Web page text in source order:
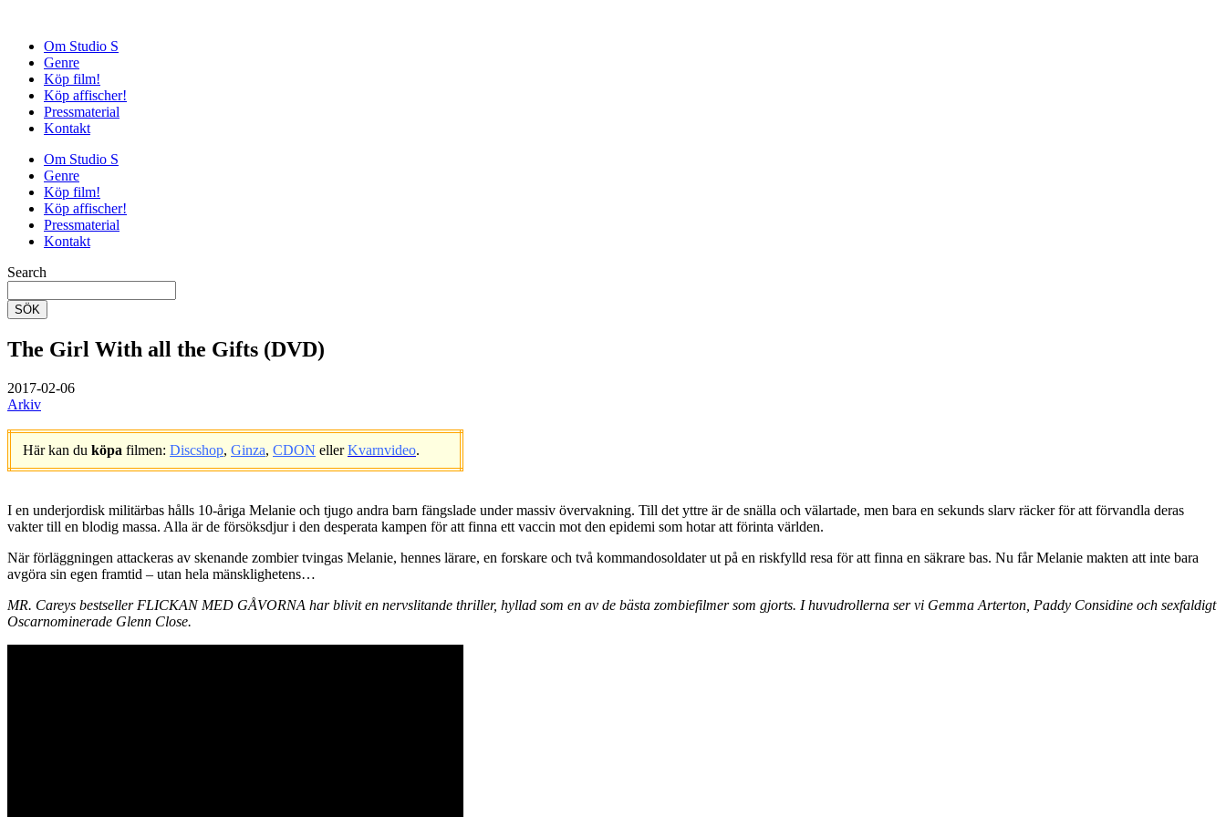
Om Studio S
Genre
Köp film!
Köp affischer!
Pressmaterial
Kontakt
Om Studio S
Genre
Köp film!
Köp affischer!
Pressmaterial
Kontakt
Search
SÖK
The Girl With all the Gifts (DVD)
2017-02-06
Arkiv
Här kan du köpa filmen: Discshop, Ginza, CDON ellerKvarnvideo.
I en underjordisk militärbas hålls 10-åriga Melanie och tjugo andra barn fängslade under massiv övervakning. Till det yttre är de snälla och välartade, men bara en sekunds slarv räcker för att förvandla deras
vakter till en blodig massa. Alla är de försöksdjur i den desperata kampen för att finna ett vaccin mot den epidemi som hotar att förinta världen.
När förläggningen attackeras av skenande zombier tvingas Melanie, hennes lärare, en forskare och två kommandosoldater ut på en riskfylld resa för att finna en säkrare bas. Nu får Melanie makten att inte bara
avgöra sin egen framtid – utan hela mänsklighetens…
MR. Careys bestseller FLICKAN MED GÅVORNA har blivit en nervslitande thriller, hyllad som en av de bästa zombiefilmer som gjorts. I huvudrollerna ser vi Gemma Arterton, Paddy Considine och sexfaldigt
Oscarnominerade Glenn Close.